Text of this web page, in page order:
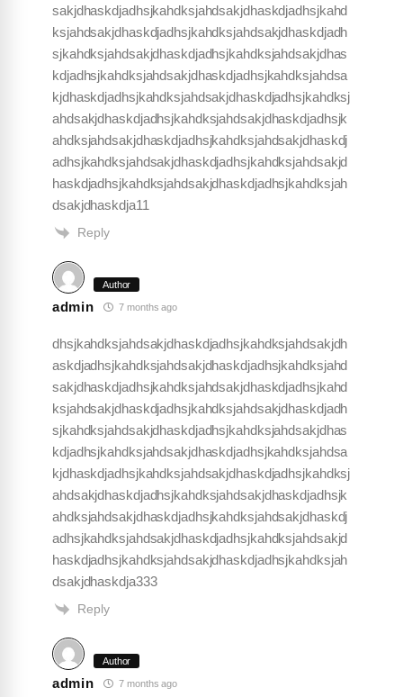
sakjdhaskdjadhsjkahdksjahdsakjdhaskdjadhsjkahd
ksjahdsakjdhaskdjadhsjkahdksjahdsakjdhaskdjadh
sjkahdksjahdsakjdhaskdjadhsjkahdksjahdsakjdhas
kdjadhsjkahdksjahdsakjdhaskdjadhsjkahdksjahdsa
kjdhaskdjadhsjkahdksjahdsakjdhaskdjadhsjkahdksj
ahdsakjdhaskdjadhsjkahdksjahdsakjdhaskdjadhsjk
ahdksjahdsakjdhaskdjadhsjkahdksjahdsakjdhaskdj
adhsjkahdksjahdsakjdhaskdjadhsjkahdksjahdsakjd
haskdjadhsjkahdksjahdsakjdhaskdjadhsjkahdksjah
dsakjdhaskdja11
Reply
Author
admin 7 months ago
dhsjkahdksjahdsakjdhaskdjadhsjkahdksjahdsakjdh
askdjadhsjkahdksjahdsakjdhaskdjadhsjkahdksjahd
sakjdhaskdjadhsjkahdksjahdsakjdhaskdjadhsjkahd
ksjahdsakjdhaskdjadhsjkahdksjahdsakjdhaskdjadh
sjkahdksjahdsakjdhaskdjadhsjkahdksjahdsakjdhas
kdjadhsjkahdksjahdsakjdhaskdjadhsjkahdksjahdsa
kjdhaskdjadhsjkahdksjahdsakjdhaskdjadhsjkahdksj
ahdsakjdhaskdjadhsjkahdksjahdsakjdhaskdjadhsjk
ahdksjahdsakjdhaskdjadhsjkahdksjahdsakjdhaskdj
adhsjkahdksjahdsakjdhaskdjadhsjkahdksjahdsakjd
haskdjadhsjkahdksjahdsakjdhaskdjadhsjkahdksjah
dsakjdhaskdja333
Reply
Author
admin 7 months ago